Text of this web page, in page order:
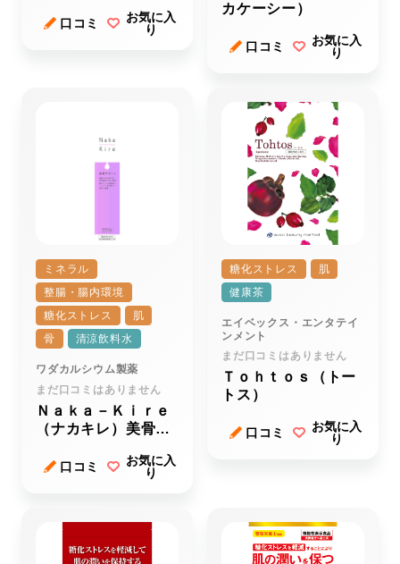
口コミ
お気に入
り
カケーシー）
口コミ
お気に入
り
ミネラル
整腸・腸内環境
糖化ストレス
肌
骨
清涼飲料水
ワダカルシウム製薬
まだ口コミはありません
Ｎａｋａ－Ｋｉｒｅ
（ナカキレ）美骨サ
口コミ
お気に入
り
糖化ストレス
肌
健康茶
エイベックス・エンタテイ
ンメント
まだ口コミはありません
Ｔｏｈｔｏｓ（トー
トス）
口コミ
お気に入
り